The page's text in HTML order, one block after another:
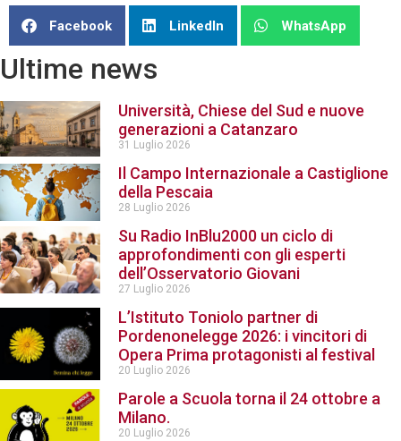
Facebook LinkedIn WhatsApp
Ultime news
Università, Chiese del Sud e nuove
generazioni a Catanzaro
31 Luglio 2026
Il Campo Internazionale a Castiglione
della Pescaia
28 Luglio 2026
Su Radio InBlu2000 un ciclo di
approfondimenti con gli esperti
dell’Osservatorio Giovani
27 Luglio 2026
L’Istituto Toniolo partner di
Pordenonelegge 2026: i vincitori di
Opera Prima protagonisti al festival
20 Luglio 2026
Parole a Scuola torna il 24 ottobre a
Milano.
20 Luglio 2026